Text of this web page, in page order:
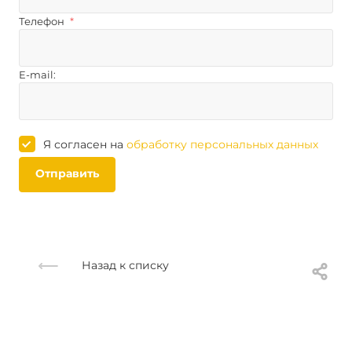
Телефон *
E-mail:
Я согласен на обработку персональных данных
Отправить
Назад к списку